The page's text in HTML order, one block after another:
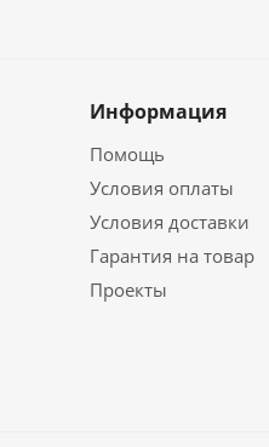
Информация
Помощь
Условия оплаты
Условия доставки
Гарантия на товар
Проекты